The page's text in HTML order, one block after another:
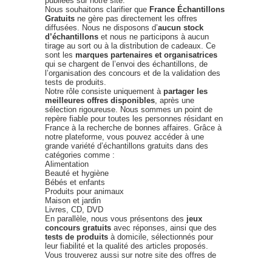
Nous souhaitons clarifier que France Échantillons
Gratuits ne gère pas directement les offres
diffusées. Nous ne disposons d’aucun stock
d’échantillons et nous ne participons à aucun
tirage au sort ou à la distribution de cadeaux. Ce
sont les marques partenaires et organisatrices
qui se chargent de l’envoi des échantillons, de
l’organisation des concours et de la validation des
tests de produits.
Notre rôle consiste uniquement à partager les
meilleures offres disponibles , après une
sélection rigoureuse. Nous sommes un point de
repère fiable pour toutes les personnes résidant en
France à la recherche de bonnes affaires. Grâce à
notre plateforme, vous pouvez accéder à une
grande variété d’échantillons gratuits dans des
catégories comme :
Alimentation
Beauté et hygiène
Bébés et enfants
Produits pour animaux
Maison et jardin
Livres, CD, DVD
En parallèle, nous vous présentons des jeux
concours gratuits avec réponses, ainsi que des
tests de produits à domicile, sélectionnés pour
leur fiabilité et la qualité des articles proposés.
Vous trouverez aussi sur notre site des offres de